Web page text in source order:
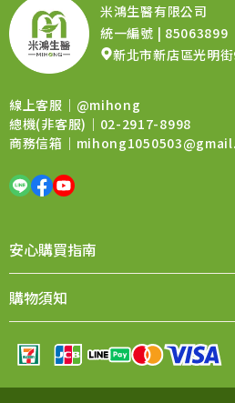
線上客服｜ @mihong
總機(非客服)｜02-2917-8998
商務信箱｜
米鴻生醫有限公司
統一編號 | 85063899
新北市新店區光明
安心購買指南
購物須知